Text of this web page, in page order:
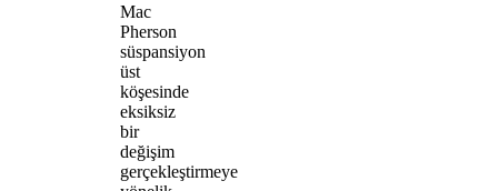
Mac
Pherson
süspansiyon
üst
köşesinde
eksiksiz
bir
değişim
gerçekleştirmeye